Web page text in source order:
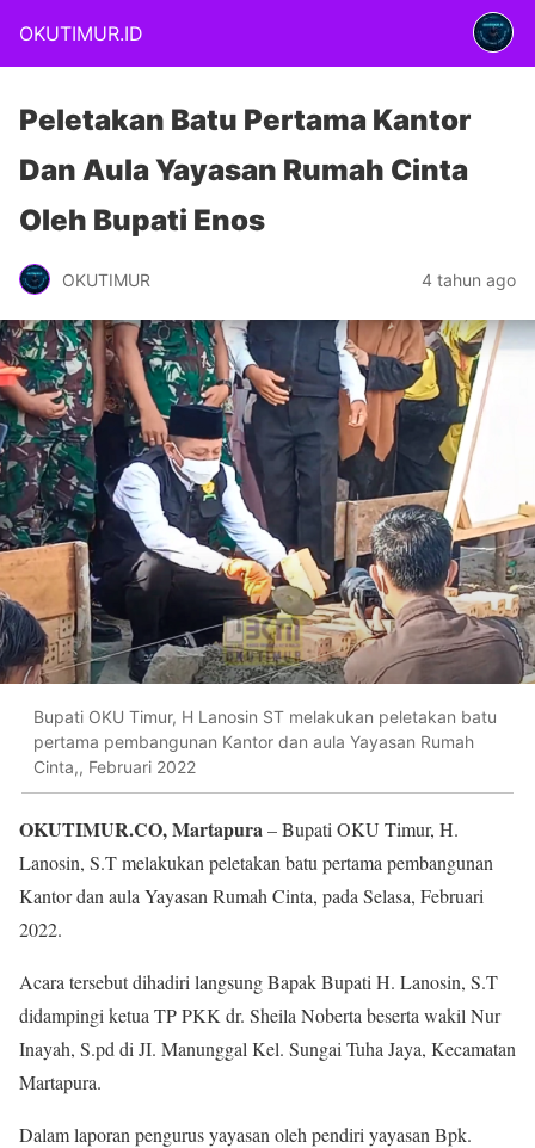
OKUTIMUR.ID
Peletakan Batu Pertama Kantor
Dan Aula Yayasan Rumah Cinta
Oleh Bupati Enos
OKUTIMUR 4 tahun ago
Bupati OKU Timur, H Lanosin ST melakukan peletakan batu
pertama pembangunan Kantor dan aula Yayasan Rumah
Cinta,, Februari 2022
OKUTIMUR.CO, Martapura– Bupati OKU Timur, H.
Lanosin, S.T melakukan peletakan batu pertama pembangunan
Kantor dan aula Yayasan Rumah Cinta, pada Selasa, Februari
2022.
Acara tersebut dihadiri langsung Bapak Bupati H. Lanosin, S.T
didampingi ketua TP PKK dr. Sheila Noberta beserta wakil Nur
Inayah, S.pd di JI. Manunggal Kel. Sungai Tuha Jaya, Kecamatan
Martapura.
Dalam laporan pengurus yayasan oleh pendiri yayasan Bpk.